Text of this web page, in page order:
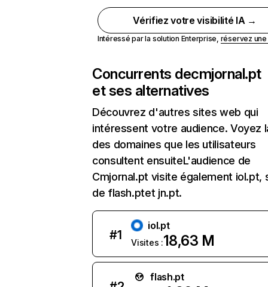
Vérifiez votre visibilité IA →
Intéressé par la solution Enterprise, réservez
Concurrents decmjornal.pt
et ses alternatives
Découvrez d'autres sites web qui
intéressent votre audience. Voyez
des domaines que les utilisateurs
consultent ensuiteL'audience de
Cmjornal.pt visite également iol.pt,
de flash.ptet jn.pt.
#1
iol.pt
Visites :18,63 M
flash.pt